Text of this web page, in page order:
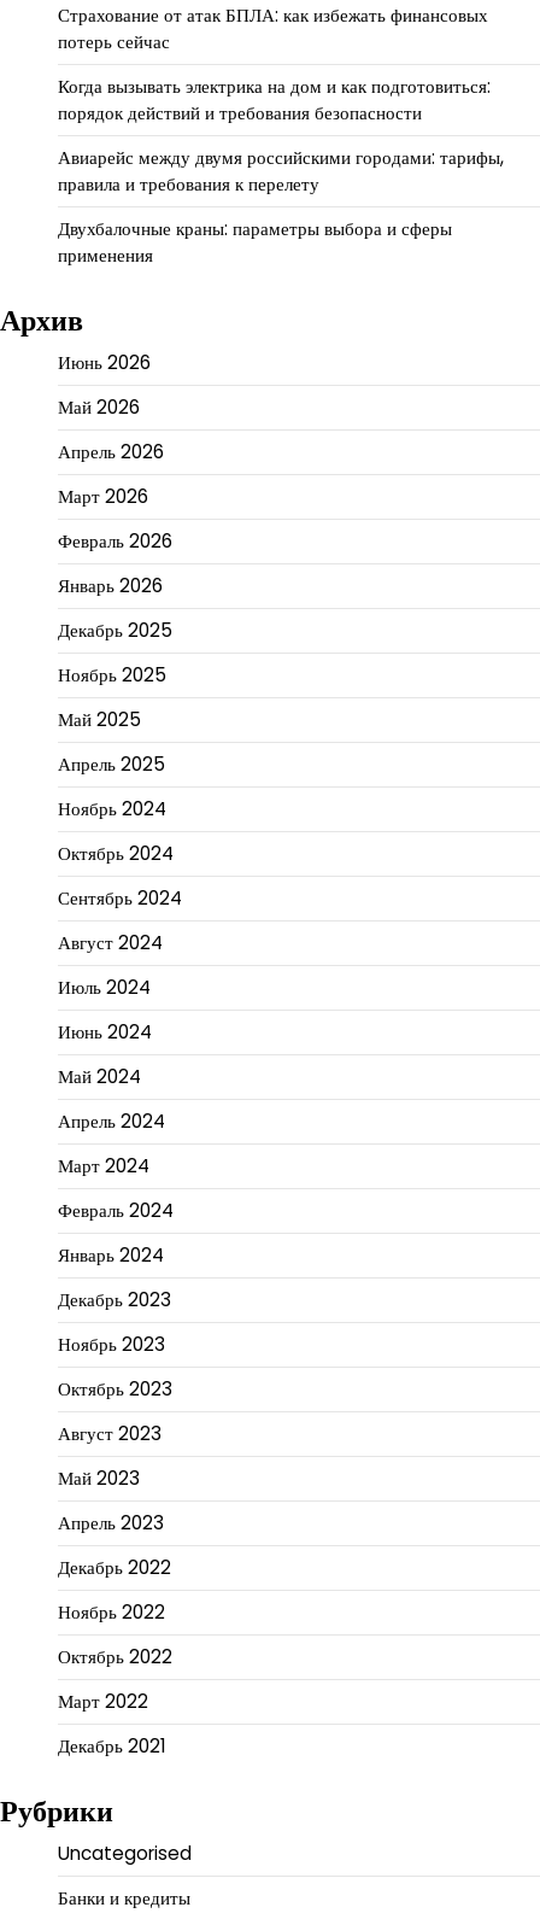
Страхование от атак БПЛА: как избежать финансовых
потерь сейчас
Когда вызывать электрика на дом и как подготовиться:
порядок действий и требования безопасности
Авиарейс между двумя российскими городами: тарифы,
правила и требования к перелету
Двухбалочные краны: параметры выбора и сферы
применения
Архив
Июнь 2026
Май 2026
Апрель 2026
Март 2026
Февраль 2026
Январь 2026
Декабрь 2025
Ноябрь 2025
Май 2025
Апрель 2025
Ноябрь 2024
Октябрь 2024
Сентябрь 2024
Август 2024
Июль 2024
Июнь 2024
Май 2024
Апрель 2024
Март 2024
Февраль 2024
Январь 2024
Декабрь 2023
Ноябрь 2023
Октябрь 2023
Август 2023
Май 2023
Апрель 2023
Декабрь 2022
Ноябрь 2022
Октябрь 2022
Март 2022
Декабрь 2021
Рубрики
Uncategorised
Банки и кредиты